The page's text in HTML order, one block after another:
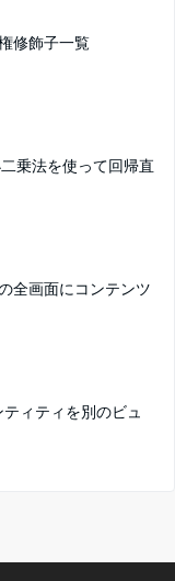
修飾子一覧
乗法を使って回帰直
全画面にコンテンツ
ィティを別のビュ